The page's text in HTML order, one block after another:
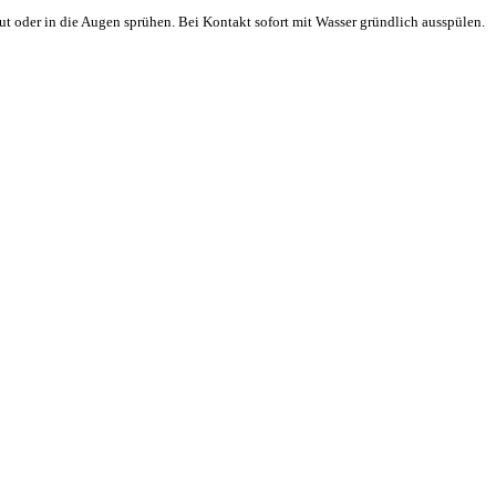
in die Augen sprühen. Bei Kontakt sofort mit Wasser gründlich ausspülen.